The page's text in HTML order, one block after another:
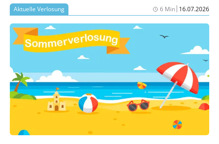
Mitarbeitenden abhängt.
Aktuelle Verlosung 6 Min| 16.07.2026